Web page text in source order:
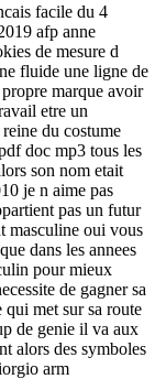
facile du 4
afp anne
de mesure d
fluide une ligne de
marque avoir
etre un
du costume
doc mp3 tous les
son nom etait
je n aime pas
pas un futur
masculine oui vous
dans les annees
pour mieux
de gagner sa
met sur sa route
de genie il va aux
alors des symboles
arm